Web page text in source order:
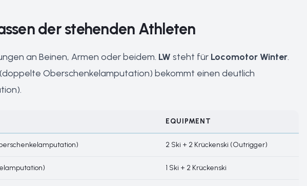
der stehenden Athleten
an Beinen, Armen oder beidem. LW steht für Locomotor Winter.
Oberschenkelamputation) bekommt einen deutlich
EQUIPMENT
2 Ski + 2 Krückenski (Outrigger)
1 Ski + 2 Krückenski